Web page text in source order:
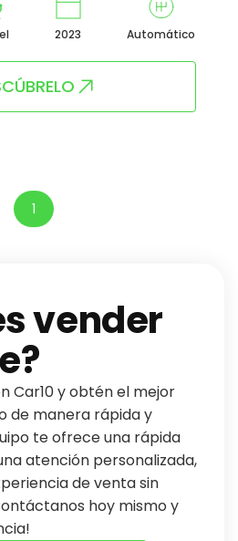
2023 Automático
1
vender
Car10 y obtén el mejor
de manera rápida y
te ofrece una rápida
atención personalizada,
de venta sin
hoy mismo y